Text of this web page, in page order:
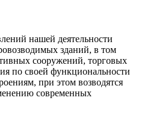
нашей деятельности
зданий, в том
сооружений, торговых
по своей функциональности
при этом возводятся
современных